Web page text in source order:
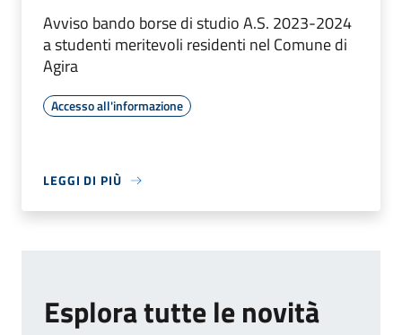
Avviso bando borse di studio A.S. 2023-2024
a studenti meritevoli residenti nel Comune di
Agira
Accesso all'informazione
LEGGI DI PIÙ
Esplora tutte le novità